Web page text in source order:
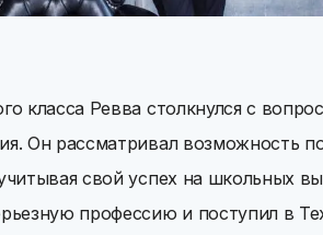
класса Ревва столкнулся с
Он рассматривал возможность
свой успех на школьных
профессию и поступил в